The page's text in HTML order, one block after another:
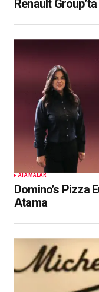
Renault
ATAMALAR
Domino’s Pizza
Atama